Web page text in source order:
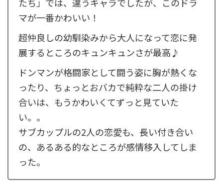
マが一番かわいい！
超仲良しの幼馴染みから大人になって恋に発
展するところのキュンキュンさが最高♪
ドンマンが格闘家として闘う姿に胸が熱くな
ったり、ちょっとおバカで純粋な二人の掛け
合いは、もうかわいくてずっと見ていた
い。。
サブカップルの2人の恋愛も、長い付き合い
の、あるある的なところが感情移入してしま
った。